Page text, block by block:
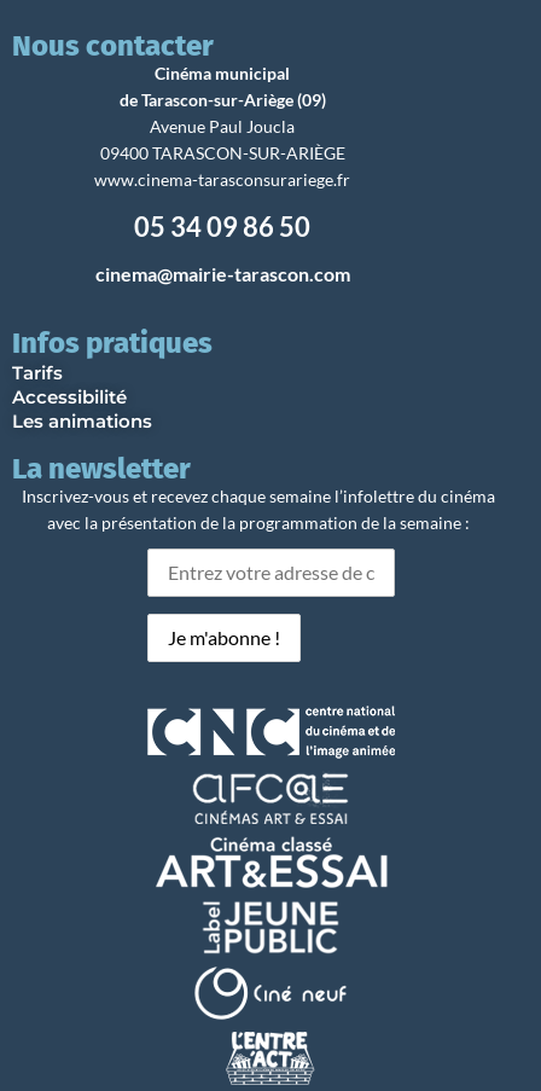
Nous contacter
Cinéma municipal
de Tarascon-sur-Ariège (09)
Avenue Paul Joucla
09400 TARASCON-SUR-ARIÈGE
www.cinema-tarasconsurariege.fr
05 34 09 86 50
cinema@mairie-tarascon.com
Infos pratiques
Tarifs
Accessibilité
Les animations
La newsletter
Inscrivez-vous et recevez chaque semaine l’infolettre du cinéma
avec la présentation de la programmation de la semaine :